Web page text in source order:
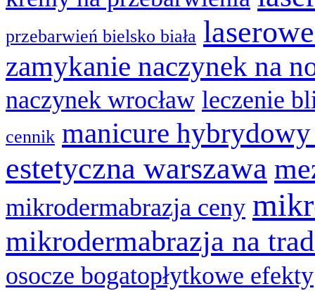
przebarwień bielsko biała
zamykanie naczynek na
naczynek wrocław leczenie
cennik manicure
estetyczna warszawa
mikrodermabrazja ceny
mikrodermabrazja na
osocze bogatopłytkowe efekty